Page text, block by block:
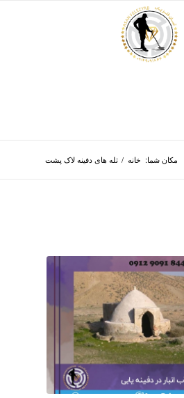
مکان شما: خانه / تله های دفینه لاک پشت